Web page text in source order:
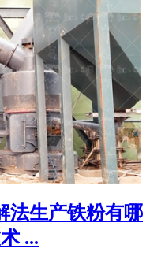
法生产铁粉有哪
...